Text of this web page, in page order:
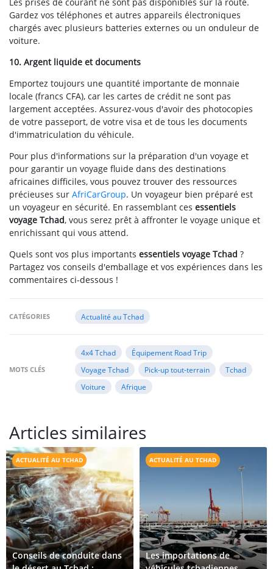
Les prises de courant ne sont pas disponibles sur la route.
Gardez vos téléphones et autres appareils électroniques
chargés avec plusieurs batteries externes ou un onduleur de
voiture.
10. Argent liquide et documents
Emportez toujours une quantité importante de monnaie
locale (francs CFA), car les cartes de crédit ne sont pas
largement acceptées. Assurez-vous d'avoir des photocopies
de votre passeport, de votre visa et de tous les documents
d'immatriculation du véhicule.
Pour plus d'informations sur la préparation d'un voyage et
pour garantir un voyage fluide dans des destinations
africaines difficiles, vous pouvez trouver des ressources
précieuses sur AfriCarGroup. Un voyageur bien préparé est
un voyageur en sécurité. En rassemblant ces essentiels
voyage Tchad, vous serez prêt à affronter le voyage unique et
enrichissant qui vous attend.
Quels sont vos plus importants essentiels voyage Tchad ?
Partagez vos conseils d'emballage et vos expériences dans les
commentaires ci-dessous !
CATÉGORIES Actualité au Tchad
MOTS CLÉS
4x4 Tchad
Équipement Road Trip
Voyage Tchad
Pick-up tout-terrain
Tchad
Voiture
Afrique
Articles similaires
ACTUALITÉ AU TCHAD
Conseils de conduite dans
ACTUALITÉ AU TCHAD
Les importations de